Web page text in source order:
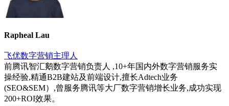
Rapheal Lau
飞优数字营销主理人
前腾讯智汇鹅数字营销负责人 ,10+年国内外数字营销服务实
操经验,精通B2B建站及前端设计,擅长Adtech业务
(SEO&SEM）,曾服务腾讯等大厂数字营销增长业务,成功实现
200+ROI效果。